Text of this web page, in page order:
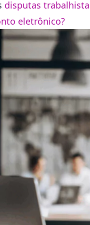
disputas
eletrônico?